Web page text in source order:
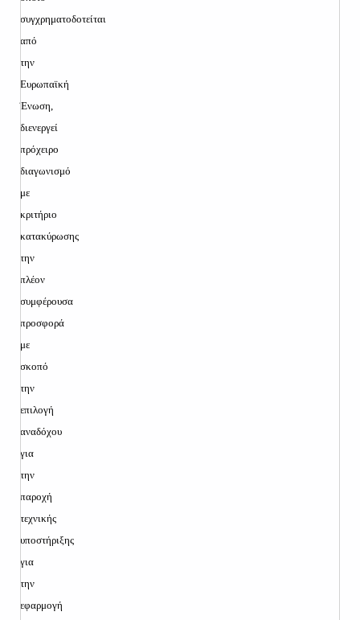
συγχρηματοδοτείται
από
την
Ευρωπαϊκή
Ένωση,
διενεργεί
πρόχειρο
διαγωνισμό
με
κριτήριο
κατακύρωσης
την
πλέον
συμφέρουσα
προσφορά
με
σκοπό
την
επιλογή
αναδόχου
για
την
παροχή
τεχνικής
υποστήριξης
για
την
εφαρμογή